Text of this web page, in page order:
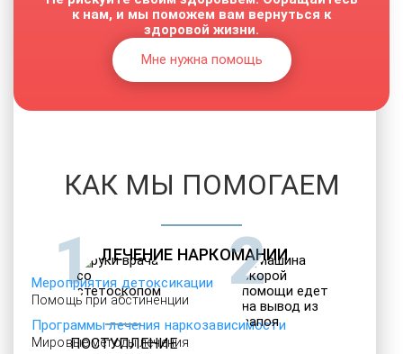
ЛЕЧЕНИЕ НАРКОМАНИИ
Мероприятия детоксикации
Помощь при абстиненции
Программы лечения наркозависимости
Мировые методы лечения
к нам, и мы поможем вам вернуться к
здоровой жизни.
Мне нужна помощь
КАК МЫ ПОМОГАЕМ
1
ПОСТУПЛЕНИЕ
2